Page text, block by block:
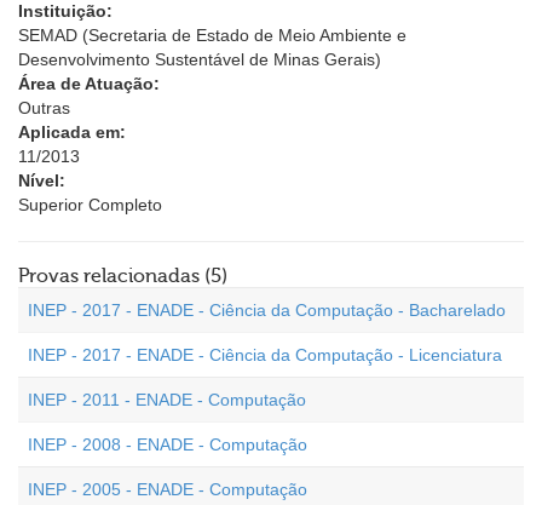
Instituição:
SEMAD (Secretaria de Estado de Meio Ambiente e
Desenvolvimento Sustentável de Minas Gerais)
Área de Atuação:
Outras
Aplicada em:
11/2013
Nível:
Superior Completo
Provas relacionadas (5)
INEP - 2017 - ENADE - Ciência da Computação - Bacharelado
INEP - 2017 - ENADE - Ciência da Computação - Licenciatura
INEP - 2011 - ENADE - Computação
INEP - 2008 - ENADE - Computação
INEP - 2005 - ENADE - Computação